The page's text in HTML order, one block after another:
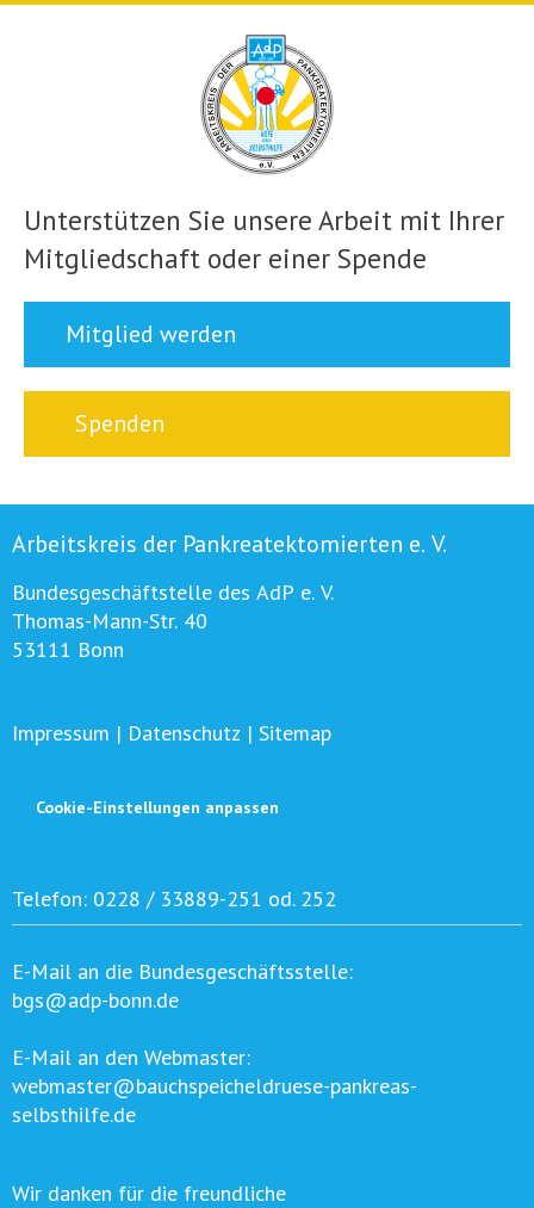
Unterstützen Sie unsere Arbeit mit Ihrer
Mitgliedschaft oder einer Spende
Mitglied werden
Spenden
Arbeitskreis der Pankreatektomierten e. V.
Bundesgeschäftstelle des AdP e. V.
Thomas-Mann-Str. 40
53111 Bonn
Impressum | Datenschutz | Sitemap
Cookie-Einstellungen anpassen
Telefon: 0228 / 33889-251 od. 252
E-Mail an die Bundesgeschäftsstelle:
bgs@adp-bonn.de
E-Mail an den Webmaster:
webmaster@bauchspeicheldruese-pankreas-
selbsthilfe.de
Wir danken für die freundliche